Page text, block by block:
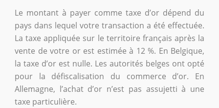
Le montant à payer comme taxe d’or dépend du
pays dans lequel votre transaction a été effectuée.
La taxe appliquée sur le territoire français après la
vente de votre or est estimée à 12 %. En Belgique,
la taxe d’or est nulle. Les autorités belges ont opté
pour la défiscalisation du commerce d’or. En
Allemagne, l’achat d’or n’est pas assujetti à une
taxe particulière.